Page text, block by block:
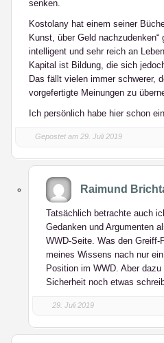
senken.
Kostolany hat einem seiner
Kunst, über Geld nachzudenken“
intelligent und sehr reich an
Kapital ist Bildung, die sich
Das fällt vielen immer schwerer,
vorgefertigte Meinungen zu
Ich persönlich habe hier schon
Gepostet am 29. Juli 2019
Raimund
Tatsächlich betrachte auch
Gedanken und Argumenten
WWD-Seite. Was den Greiff-
meines Wissens nach nur
Position im WWD. Aber
Sicherheit noch etwas
29. Juli 2019